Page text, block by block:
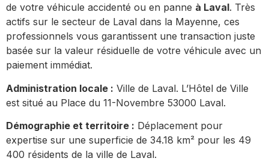
de votre véhicule accidenté ou en panne à Laval. Très
actifs sur le secteur de Laval dans la Mayenne, ces
professionnels vous garantissent une transaction juste
basée sur la valeur résiduelle de votre véhicule avec un
paiement immédiat.
Administration locale : Ville de Laval. L’Hôtel de Ville
est situé au Place du 11-Novembre 53000 Laval.
Démographie et territoire : Déplacement pour
expertise sur une superficie de 34.18 km² pour les 49
400 résidents de la ville de Laval.